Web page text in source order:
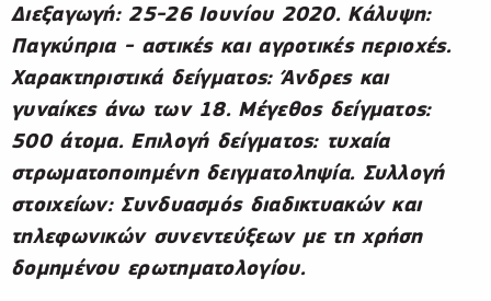
Διεξαγωγή: 25-26 Ιουνίου 2020. Κάλυψη:
Παγκύπρια - αστικές και αγροτικές περιοχές.
Χαρακτηριστικά δείγματος: Άνδρες και
γυναίκες άνω των 18. Μέγεθος δείγματος:
500 άτομα. Επιλογή δείγματος: τυχαία
στρωματοποιημένη δειγματοληψία. Συλλογή
στοιχείων: Συνδυασμός διαδικτυακών και
τηλεφωνικών συνεντεύξεων με τη χρήση
δομημένου ερωτηματολογίου.